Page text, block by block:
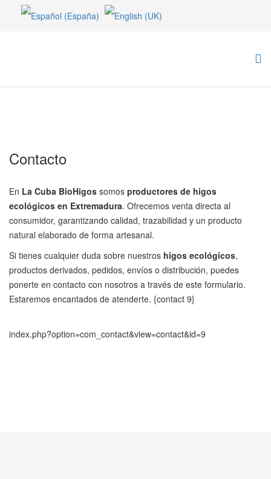
Contacto
En La Cuba BioHigos somos productores de higos
ecológicos en Extremadura. Ofrecemos venta directa al
consumidor, garantizando calidad, trazabilidad y un producto
natural elaborado de forma artesanal.
Si tienes cualquier duda sobre nuestros higos ecológicos,
productos derivados, pedidos, envíos o distribución, puedes
ponerte en contacto con nosotros a través de este formulario.
Estaremos encantados de atenderte. {contact 9}
index.php?option=com_contact&view=contact&id=9